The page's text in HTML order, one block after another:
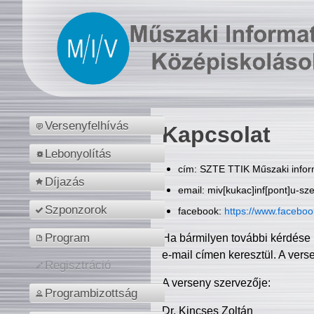
Versenyfelhívás
Lebonyolítás
Díjazás
Szponzorok
Program
Regisztráció
Programbizottság
Kapcsolat
cím: SZTE TTIK Műszaki
email: miv[kukac]inf[pont]u-
facebook: https://
Ha bármilyen további
e-mail címen keresztül. A
A verseny szervezője:
Dr. Kincses Zoltán